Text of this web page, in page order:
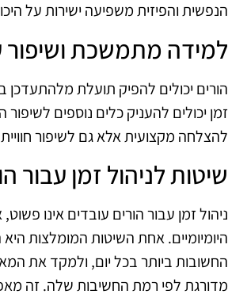
הנפשית והפיזית משפיעה ישירות על
למידה מתמשכת ושיפור
הורים יכולים להפיק תועלת מלהתעדכן
זמן יכולים להעניק כלים נוספים
להצלחה מקצועית אלא גם לשיפור
שיטות לניהול זמן עבור
ניהול זמן עבור הורים עובדים אינו
היומיומיים. אחת השיטות המומלצות
החשובות ביותר בכל יום, ולמקד את
מדורגת לפי רמת החשיבות שלה. זה